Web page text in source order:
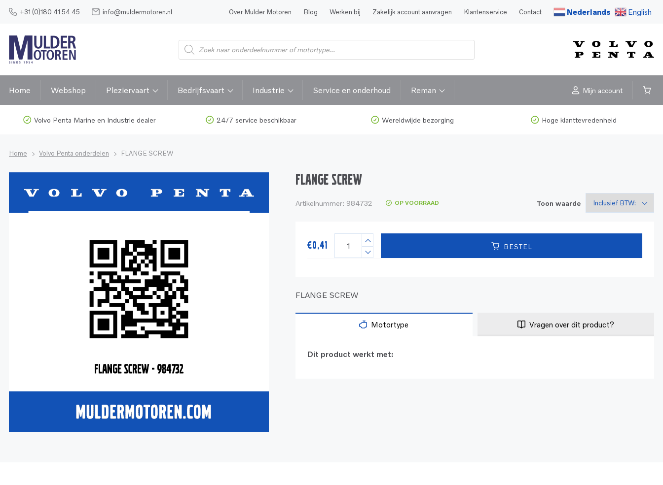
+31 (0)180 41 54 45 info@muldermotoren.nl Over Mulder Motoren Blog Werken bij Zakelijk account aanvragen Klantenservice Contact Nederlands English
Home Webshop Pleziervaart Bedrijfsvaart Industrie Service en onderhoud Reman Mijn account
Volvo Penta Marine en Industrie dealer 24/7 service beschikbaar Wereldwijde bezorging Hoge klanttevredenheid
Home Volvo Penta onderdelen FLANGE SCREW
FLANGE SCREW
Artikelnummer: 984732 OP VOORRAAD Toon waarde
€0,41 BESTEL
FLANGE SCREW
Motortype Vragen over dit product?
Dit product werkt met: